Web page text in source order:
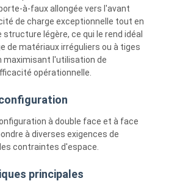
à-faux allongée vers l'avant
de charge exceptionnelle tout en
légère, ce qui le rend idéal
de matériaux irréguliers ou à tiges
maximisant l'utilisation de
opérationnelle.
à double face et à face
à diverses exigences de
contraintes d'espace.
principales